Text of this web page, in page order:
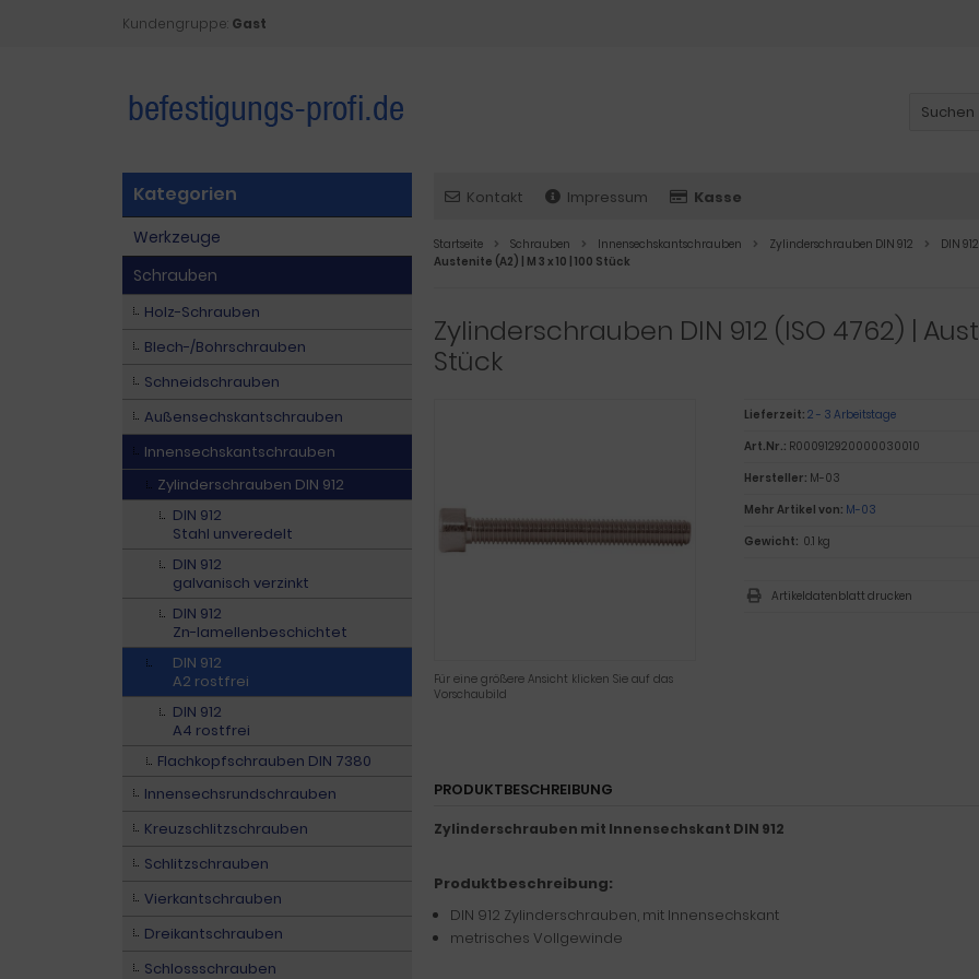
Kundengruppe: Gast
Kontakt Impressum Kasse
Startseite Schrauben Innensechskantschrauben Zylinderschrauben DIN 912 DIN
Austenite (A2) | M 3 x 10 | 100 Stück
Zylinderschrauben DIN 912 (ISO 4762) |
Stück
Für eine größere Ansicht klicken Sie auf das
Vorschaubild
Lieferzeit: 2 - 3 Arbeitstage
Art.Nr.: R000912920000030010
Hersteller: M-03
Mehr Artikel von: M-03
Gewicht: 0.1 kg
Artikeldatenblatt drucken
PRODUKTBESCHREIBUNG
Zylinderschrauben mit Innensechskant DIN 912
Produktbeschreibung:
DIN 912 Zylinderschrauben, mit Innensechskant
metrisches Vollgewinde
Kategorien
Werkzeuge
Schrauben
Holz-Schrauben
Blech-/Bohrschrauben
Schneidschrauben
Außensechskantschrauben
Innensechskantschrauben
Zylinderschrauben DIN 912
DIN 912
Stahl unveredelt
DIN 912
galvanisch verzinkt
DIN 912
Zn-lamellenbeschichtet
DIN 912
A2 rostfrei
DIN 912
A4 rostfrei
Flachkopfschrauben DIN 7380
Innensechsrundschrauben
Kreuzschlitzschrauben
Schlitzschrauben
Vierkantschrauben
Dreikantschrauben
Schlossschrauben